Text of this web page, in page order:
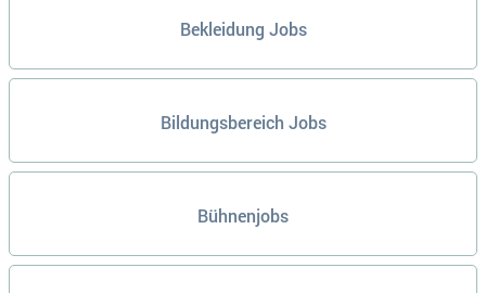
Bekleidung Jobs
Bildungsbereich Jobs
Bühnenjobs